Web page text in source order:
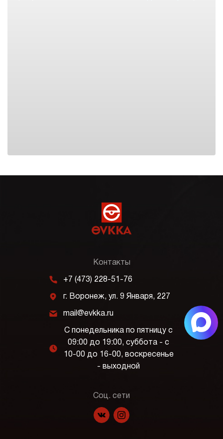
Контакты
m +7 (473) 228-51-76
j г. Воронеж, ул. 9 Января, 227
k mail@evkka.ru
l
С понедельника по пятницу с
09:00 до 19:00, суббота - с
10-00 до 16-00, воскресенье
- выходной
Соц. сети
f p